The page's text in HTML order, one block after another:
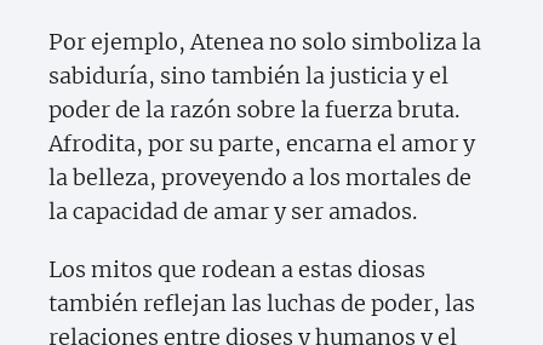
Por ejemplo, Atenea no solo simboliza la
sabiduría, sino también la justicia y el
poder de la razón sobre la fuerza bruta.
Afrodita, por su parte, encarna el amor y
la belleza, proveyendo a los mortales de
la capacidad de amar y ser amados.
Los mitos que rodean a estas diosas
también reflejan las luchas de poder, las
relaciones entre dioses y humanos y el